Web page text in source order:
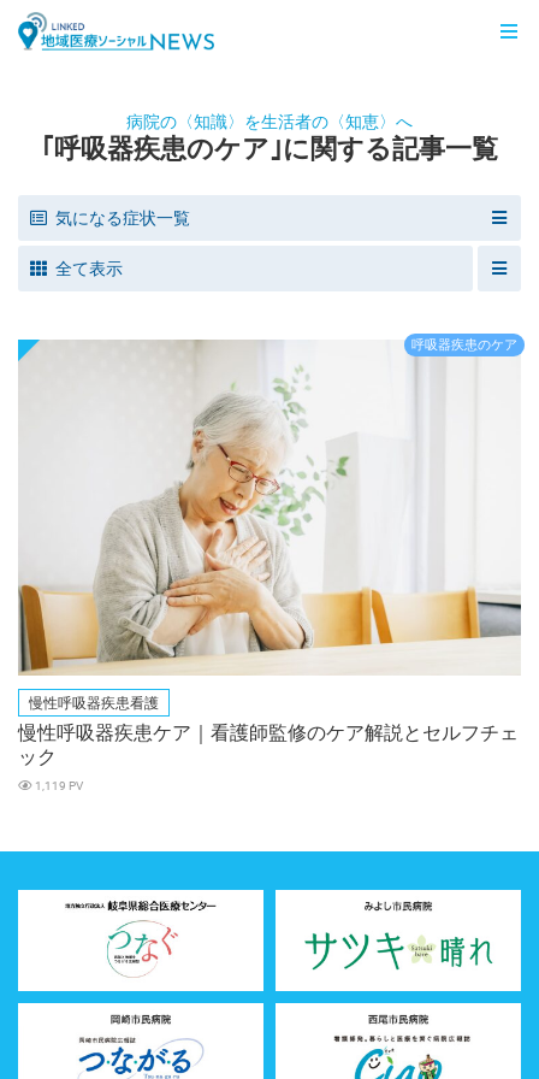
LINKED 地域医療ソーシャルNEWS
病院の〈知識〉を生活者の〈知恵〉へ
｢呼吸器疾患のケア｣に関する記事一覧
気になる症状一覧
呼吸器疾患のケア
慢性呼吸器疾患看護
慢性呼吸器疾患ケア｜看護師監修のケア解説とセルフチェ
ック
1,119 PV
全て表示